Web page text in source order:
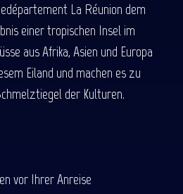
La Réunion dem
einer tropischen Insel im
aus Afrika, Asien und Europa
Eiland und machen es zu
der Kulturen.
vor Ihrer Anreise